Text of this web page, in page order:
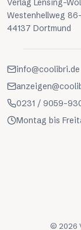
Verlag Lensing-
Westenhellweg
44137 Dortmund
info@coolibri.de
0231 / 9059-
Montag bis
© 2026